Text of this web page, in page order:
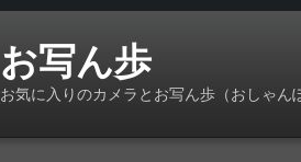
お写ん歩
お気に入りのカメラとお写ん歩（おしゃん